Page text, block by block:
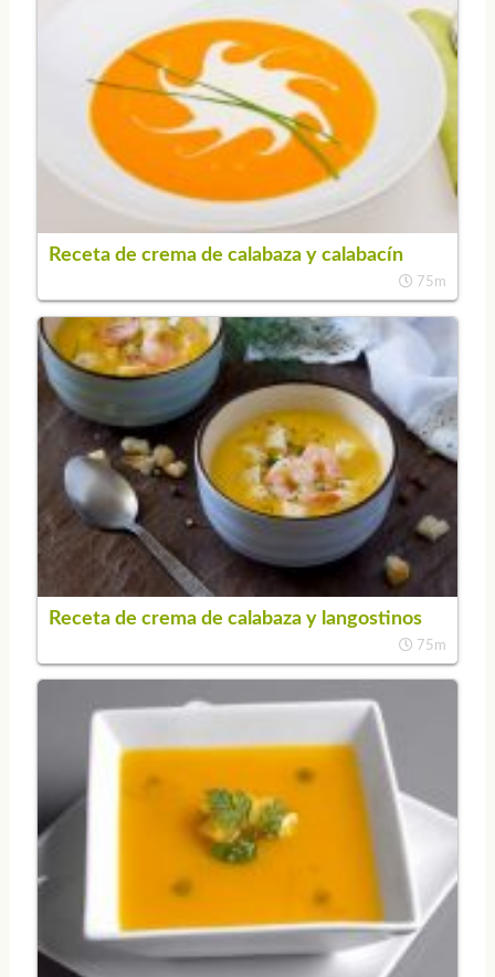
Receta de crema de calabaza y calabacín
75m
Receta de crema de calabaza y langostinos
75m